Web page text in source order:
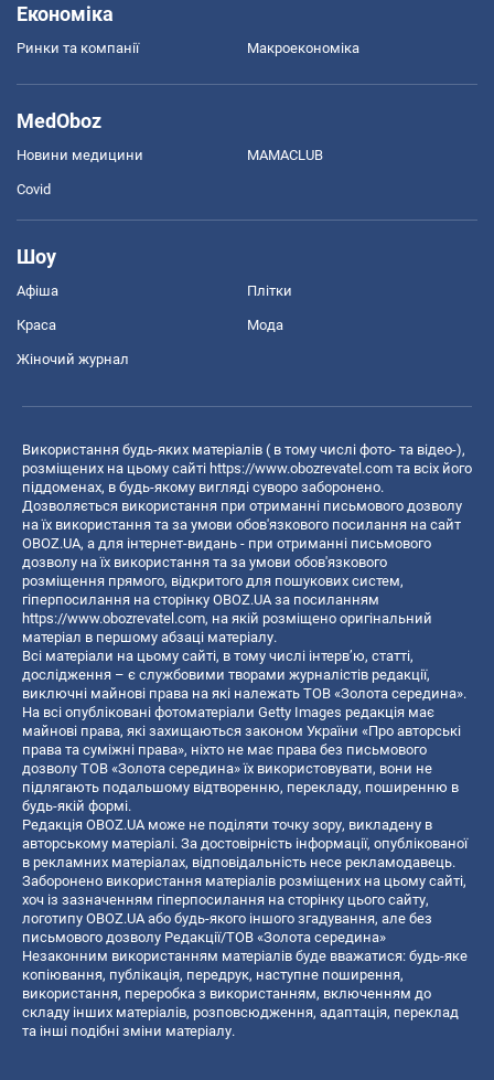
Економіка
Ринки та компанії Макроекономіка
MedOboz
Новини медицини MAMACLUB
Covid
Шоу
Афіша Плітки
Краса Мода
Жіночий журнал
Використання будь-яких матеріалів ( в тому числі фото- та відео-),
розміщених на цьому сайті https://www.obozrevatel.com та всіх його
піддоменах, в будь-якому вигляді суворо заборонено.
Дозволяється використання при отриманні письмового дозволу
на їх використання та за умови обов'язкового посилання на сайт
OBOZ.UA, а для інтернет-видань - при отриманні письмового
дозволу на їх використання та за умови обов'язкового
розміщення прямого, відкритого для пошукових систем,
гіперпосилання на сторінку OBOZ.UA за посиланням
https://www.obozrevatel.com, на якій розміщено оригінальний
матеріал в першому абзаці матеріалу.
Всі матеріали на цьому сайті, в тому числі інтерв’ю, статті,
дослідження – є службовими творами журналістів редакції,
виключні майнові права на які належать ТОВ «Золота середина».
На всі опубліковані фотоматеріали Getty Images редакція має
майнові права, які захищаються законом України «Про авторські
права та суміжні права», ніхто не має права без письмового
дозволу ТОВ «Золота середина» їх використовувати, вони не
підлягають подальшому відтворенню, перекладу, поширенню в
будь-якій формі.
Редакція OBOZ.UA може не поділяти точку зору, викладену в
авторському матеріалі. За достовірність інформації, опублікованої
в рекламних матеріалах, відповідальність несе рекламодавець.
Заборонено використання матеріалів розміщених на цьому сайті,
хоч із зазначенням гіперпосилання на сторінку цього сайту,
логотипу OBOZ.UA або будь-якого іншого згадування, але без
письмового дозволу Редакції/ТОВ «Золота середина»
Незаконним використанням матеріалів буде вважатися: будь-яке
копiювання, публiкацiя, передрук, наступне поширення,
використання, переробка з використанням, включенням до
складу інших матеріалів, розповсюдження, адаптація, переклад
та інші подібні зміни матеріалу.